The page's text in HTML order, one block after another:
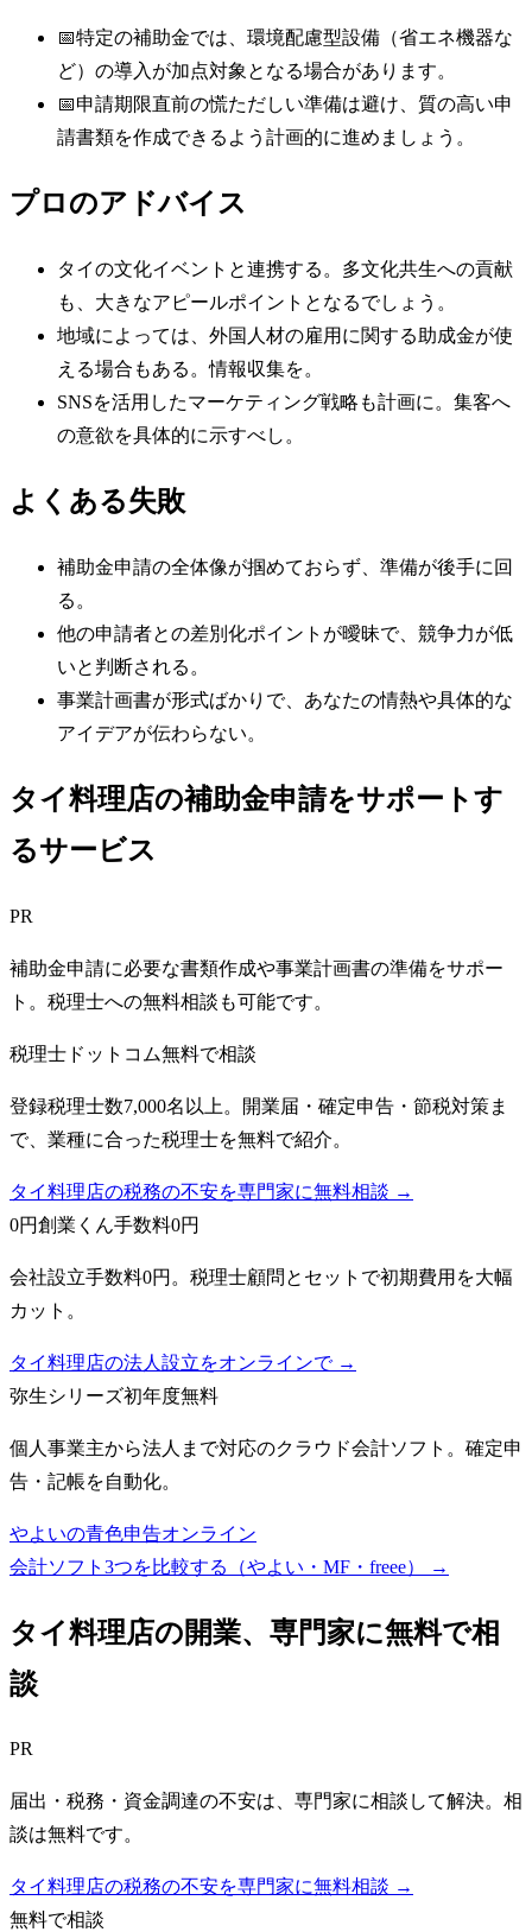
📅特定の補助金では、環境配慮型設備（省エネ機器な
ど）の導入が加点対象となる場合があります。
📅申請期限直前の慌ただしい準備は避け、質の高い申
請書類を作成できるよう計画的に進めましょう。
プロのアドバイス
タイの文化イベントと連携する。多文化共生への貢献
も、大きなアピールポイントとなるでしょう。
地域によっては、外国人材の雇用に関する助成金が使
える場合もある。情報収集を。
SNSを活用したマーケティング戦略も計画に。集客へ
の意欲を具体的に示すべし。
よくある失敗
補助金申請の全体像が掴めておらず、準備が後手に回
る。
他の申請者との差別化ポイントが曖昧で、競争力が低
いと判断される。
事業計画書が形式ばかりで、あなたの情熱や具体的な
アイデアが伝わらない。
タイ料理店の補助金申請をサポートす
るサービス
PR
補助金申請に必要な書類作成や事業計画書の準備をサポー
ト。税理士への無料相談も可能です。
税理士ドットコム無料で相談
登録税理士数7,000名以上。開業届・確定申告・節税対策ま
で、業種に合った税理士を無料で紹介。
タイ料理店の税務の不安を専門家に無料相談 →
0円創業くん手数料0円
会社設立手数料0円。税理士顧問とセットで初期費用を大幅
カット。
タイ料理店の法人設立をオンラインで →
弥生シリーズ初年度無料
個人事業主から法人まで対応のクラウド会計ソフト。確定申
告・記帳を自動化。
やよいの青色申告オンライン
会計ソフト3つを比較する（やよい・MF・freee）
→
タイ料理店の開業、専門家に無料で相
談
PR
届出・税務・資金調達の不安は、専門家に相談して解決。相
談は無料です。
タイ料理店の税務の不安を専門家に無料相談 →
無料で相談